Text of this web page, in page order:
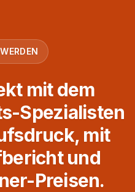
mit dem
Spezialisten
mit
und
Preisen.